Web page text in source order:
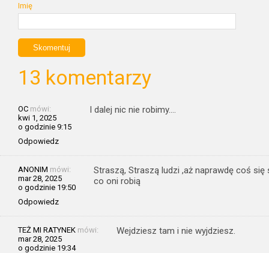
Imię
13 komentarzy
OC mówi:
kwi 1, 2025
o godzinie 9:15
Odpowiedz
I dalej nic nie robimy….
ANONIM mówi:
mar 28, 2025
o godzinie 19:50
Odpowiedz
Straszą, Straszą ludzi ,aż naprawdę coś
co oni robią
TEŻ MI RATYNEK mówi:
mar 28, 2025
o godzinie 19:34
Wejdziesz tam i nie wyjdziesz.